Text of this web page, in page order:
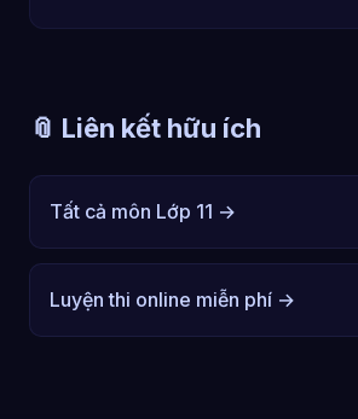
📎 Liên kết hữu ích
Tất cả môn Lớp 11 →
Luyện thi online miễn phí →